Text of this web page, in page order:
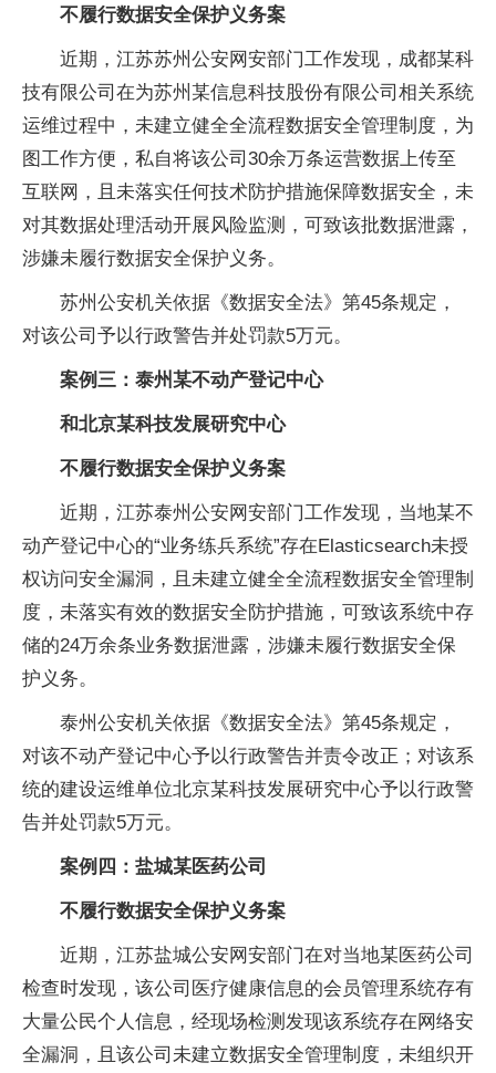
不履行数据安全保护义务案
近期，江苏苏州公安网安部门工作发现，成都某科
技有限公司在为苏州某信息科技股份有限公司相关系统
运维过程中，未建立健全全流程数据安全管理制度，为
图工作方便，私自将该公司30余万条运营数据上传至
互联网，且未落实任何技术防护措施保障数据安全，未
对其数据处理活动开展风险监测，可致该批数据泄露，
涉嫌未履行数据安全保护义务。
苏州公安机关依据《数据安全法》第45条规定，
对该公司予以行政警告并处罚款5万元。
案例三： 泰州某不动产登记中心
和北京某科技发展研究中心
不履行数据安全保护义务案
近期，江苏泰州公安网安部门工作发现，当地某不
动产登记中心的“业务练兵系统”存在Elasticsearch未授
权访问安全漏洞，且未建立健全全流程数据安全管理制
度，未落实有效的数据安全防护措施，可致该系统中存
储的24万余条业务数据泄露，涉嫌未履行数据安全保
护义务。
泰州公安机关依据《数据安全法》第45条规定，
对该不动产登记中心予以行政警告并责令改正；对该系
统的建设运维单位北京某科技发展研究中心予以行政警
告并处罚款5万元。
案例四： 盐城某医药公司
不履行数据安全保护义务案
近期，江苏盐城公安网安部门在对当地某医药公司
检查时发现，该公司医疗健康信息的会员管理系统存有
大量公民个人信息，经现场检测发现该系统存在网络安
全漏洞，且该公司未建立数据安全管理制度，未组织开